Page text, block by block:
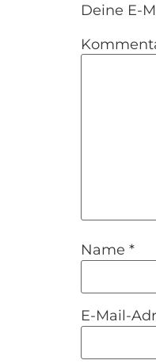
Deine E-
Name *
E-Mail-